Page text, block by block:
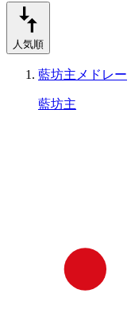
人気順
藍坊主メドレー
藍坊主